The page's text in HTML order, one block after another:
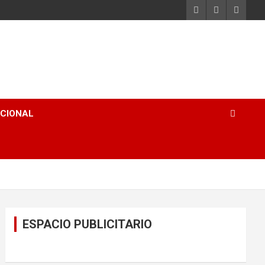
ESPACIO PUBLICITARIO